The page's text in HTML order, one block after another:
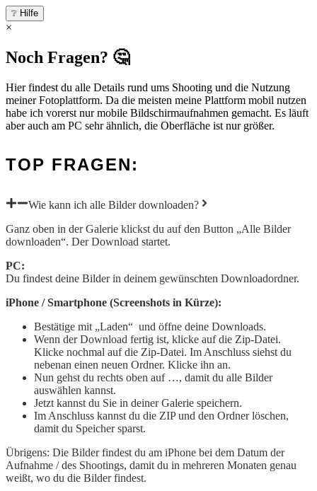
❔ Hilfe
×
Noch Fragen? 🤔
Hier findest du alle Details rund ums Shooting und die Nutzung
meiner Fotoplattform. Da die meisten meine Plattform mobil nutzen
habe ich vorerst nur mobile Bildschirmaufnahmen gemacht. Es läuft
aber auch am PC sehr ähnlich, die Oberfläche ist nur größer.
TOP FRAGEN:
Wie kann ich alle Bilder downloaden?
Ganz oben in der Galerie klickst du auf den Button „Alle Bilder
downloaden“. Der Download startet.
PC:
Du findest deine Bilder in deinem gewünschten Downloadordner.
iPhone / Smartphone (Screenshots in Kürze):
Bestätige mit „Laden“ und öffne deine Downloads.
Wenn der Download fertig ist, klicke auf die Zip-Datei.
Klicke nochmal auf die Zip-Datei. Im Anschluss siehst du
nebenan einen neuen Ordner. Klicke ihn an.
Nun gehst du rechts oben auf …, damit du alle Bilder
auswählen kannst.
Jetzt kannst du Sie in deiner Galerie speichern.
Im Anschluss kannst du die ZIP und den Ordner löschen,
damit du Speicher sparst.
Übrigens: Die Bilder findest du am iPhone bei dem Datum der
Aufnahme / des Shootings, damit du in mehreren Monaten genau
weißt, wo du die Bilder findest.